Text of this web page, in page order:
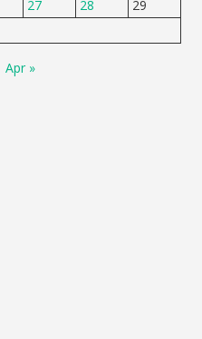
27 28
29
Apr »